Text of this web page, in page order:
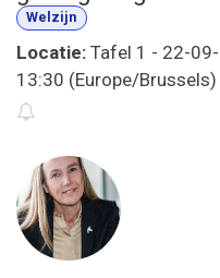
Welzijn
Locatie: Tafel 1 - 22-
13:30 (Europe/Brussels)